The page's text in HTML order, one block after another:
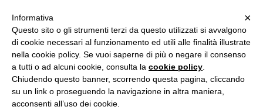
ASCOLTA RADIO LUNA
×
×
Informativa
Questo sito o gli strumenti terzi da questo utilizzati si avvalgono
di cookie necessari al funzionamento ed utili alle finalità illustrate
nella cookie policy. Se vuoi saperne di più o negare il consenso
a tutti o ad alcuni cookie, consulta la cookie policy
Chiudendo questo banner, scorrendo questa pagina, cliccando
su un link o proseguendo la navigazione in altra maniera,
acconsenti all’uso dei cookie.